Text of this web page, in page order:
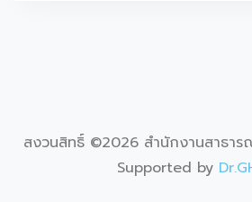
สงวนสิทธิ์ ©2026 สำนักงานสาธา
Supported by